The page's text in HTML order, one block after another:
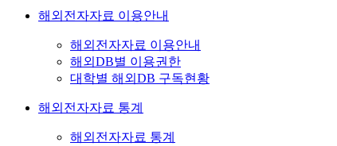
해외전자자료 이용안내
해외전자자료 이용안내
해외DB별 이용권한
대학별 해외DB 구독현황
해외전자자료 통계
해외전자자료 통계